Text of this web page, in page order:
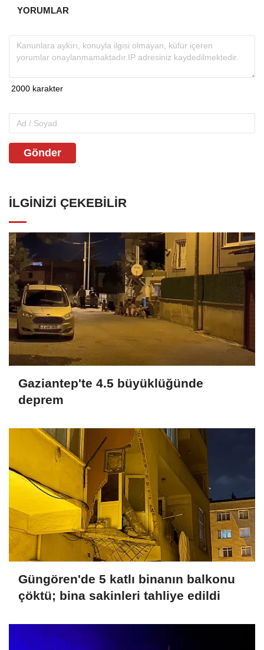
YORUMLAR
Gönder
İLGINIZI ÇEKEBILIR
Gaziantep'te 4.5 büyüklüğünde
deprem
Güngören'de 5 katlı binanın balkonu
çöktü; bina sakinleri tahliye edildi